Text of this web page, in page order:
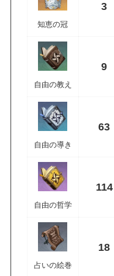
知恵の冠
3
自由の教え
9
自由の導き
63
自由の哲学
114
占いの絵巻
18